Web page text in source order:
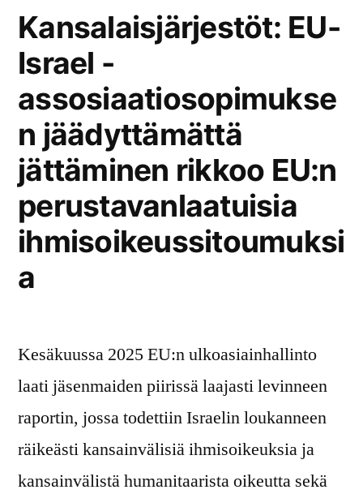
vapautettava
ja
lopetettava”
Kansalaisjärjestöt: EU-
Israel -
assosiaatiosopimukse
n jäädyttämättä
jättäminen rikkoo EU:n
perustavanlaatuisia
ihmisoikeussitoumuksi
a
Kesäkuussa 2025 EU:n ulkoasiainhallinto
laati jäsenmaiden piirissä laajasti levinneen
raportin, jossa todettiin Israelin loukanneen
räikeästi kansainvälisiä ihmisoikeuksia ja
kansainvälistä humanitaarista oikeutta sekä